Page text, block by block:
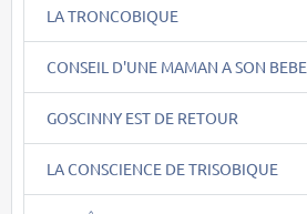
LA TRONCOBIQUE
CONSEIL D'UNE MAMAN A SON BEBE
GOSCINNY EST DE RETOUR
LA CONSCIENCE DE TRISOBIQUE